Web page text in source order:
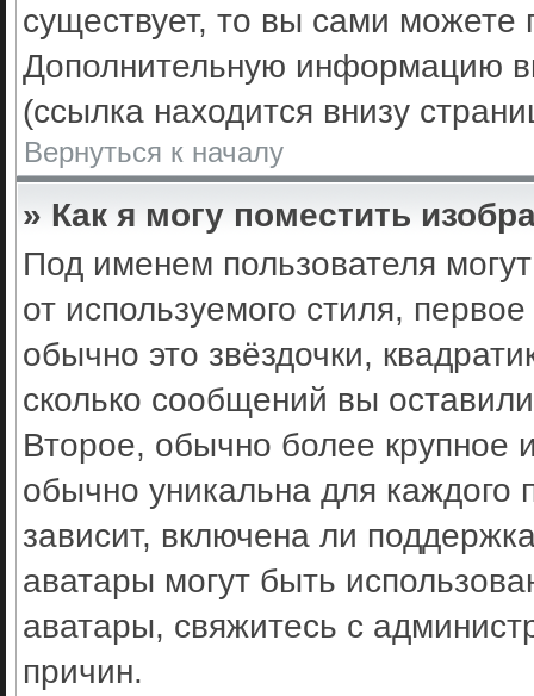
существует, то вы сами можете
Дополнительную информацию
(ссылка находится внизу
Вернуться к началу
» Как я могу поместить
Под именем пользователя
от используемого стиля,
обычно это звёздочки,
сколько сообщений вы
Второе, обычно более крупное
обычно уникальна для каждого
зависит, включена ли
аватары могут быть
аватары, свяжитесь с
причин.